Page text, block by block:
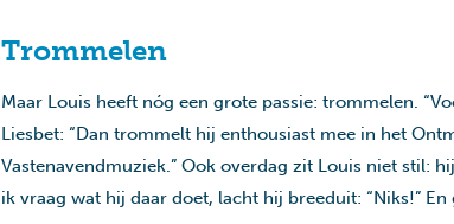
Trommelen
Maar Louis heeft nóg een grote passie: trommelen.
Liesbet: “Dan trommelt hij enthousiast mee in het
Vastenavendmuziek.” Ook overdag zit Louis niet stil:
ik vraag wat hij daar doet, lacht hij breeduit: “Niks!”